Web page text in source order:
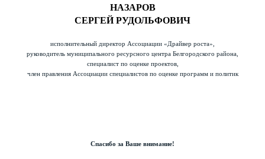
НАЗАРОВ
СЕРГЕЙ РУДОЛЬФОВИЧ
исполнительный директор Ассоциации «Драйвер роста»,
руководитель муниципального ресурсного центра Белгородского района,
специалист по оценке проектов,
член правления Ассоциации специалистов по оценке программ и политик
Спасибо за Ваше внимание!